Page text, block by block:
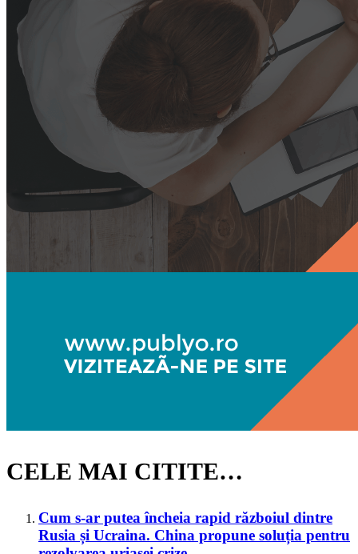
CELE MAI CITITE…
Cum s-ar putea încheia rapid războiul dintre
Rusia și Ucraina. China propune soluția pentru